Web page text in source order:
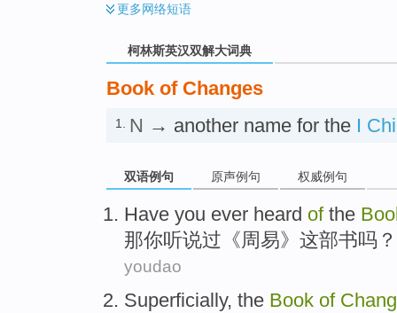
更多网络短语
柯林斯英汉双解大词典
Book of Changes
1. N → another name for the I
双语例句 原声例句 权威例句
Have you ever heard of the
那你听说过《周易》 这部书吗？
youdao
Superficially, the Book of